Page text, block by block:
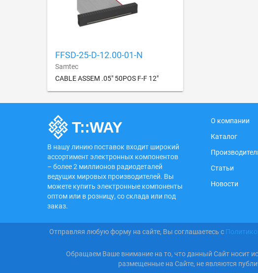
FFSD-25-D-12.00-01-N
Samtec
CABLE ASSEM .05" 50POS F-F 12"
В нашу линию поставок входит широкий
ассортимент электронных компонентов
– более 2 миллионов радиодеталей
ведущих мировых производителей. Вы
можете купить электронные компоненты
оптом или в розницу, со склада или под
заказ.
О компании
Каталог
Статьи
Новости
Отправляя любую форму на сайте, Вы соглашаетесь с
Обращаем Ваше внимание на то, что данный Сайт носит
размещенные на Сайте, не являются